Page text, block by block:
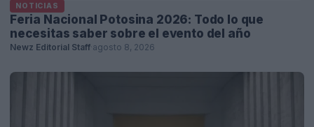
NOTICIAS
Feria Nacional Potosina 2026: Todo lo que
necesitas saber sobre el evento del año
Newz Editorial Staff agosto 8, 2026